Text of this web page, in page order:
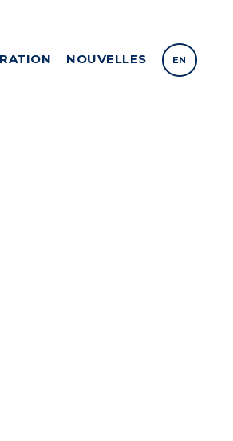
NOUVELLES EN